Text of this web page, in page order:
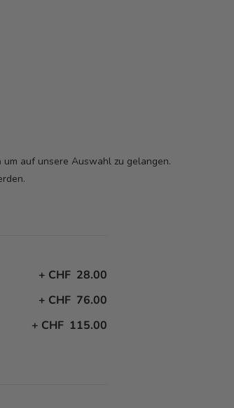
um auf unsere Auswahl zu gelangen.
+ CHF 28.00
+ CHF 76.00
+ CHF 115.00